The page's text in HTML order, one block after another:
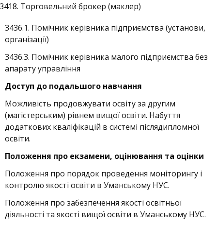
Торговельний брокер (маклер)
3436.1. Помічник керівника підприємства (установи,
організації)
3436.3. Помічник керівника малого підприємства без
апарату управління
Доступ до подальшого навчання
Можливість продовжувати освіту за другим
(магістерським) рівнем вищої освіти. Набуття
додаткових кваліфікацій в системі післядипломної
освіти.
Положення про екзамени, оцінювання та оцінки
Положення про порядок проведення моніторингу і
контролю якості освіти в Уманському НУС.
Положення про забезпечення якості освітньої
діяльності та якості вищої освіти в Уманському НУС.